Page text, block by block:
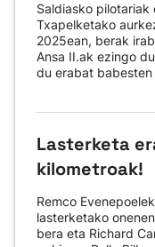
Saldiasko pilotariak
Txapelketako
2025ean, berak
Ansa II.ak ezingo
du erabat babesten
Lasterketa
kilometroak!
Remco
lasterketako
bera eta Richard